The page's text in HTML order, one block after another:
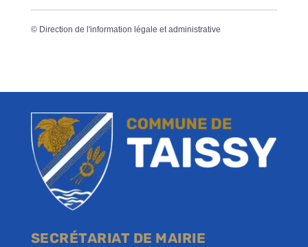
© Direction de l'information légale et administrative
SECRÉTARIAT DE MAIRIE